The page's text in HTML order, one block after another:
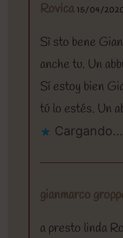
Rovica 15/04/
Sì sto bene
anche tu. Un
Sí estoy bien
tú lo estés. Un
Cargando...
gianmarco
a presto linda